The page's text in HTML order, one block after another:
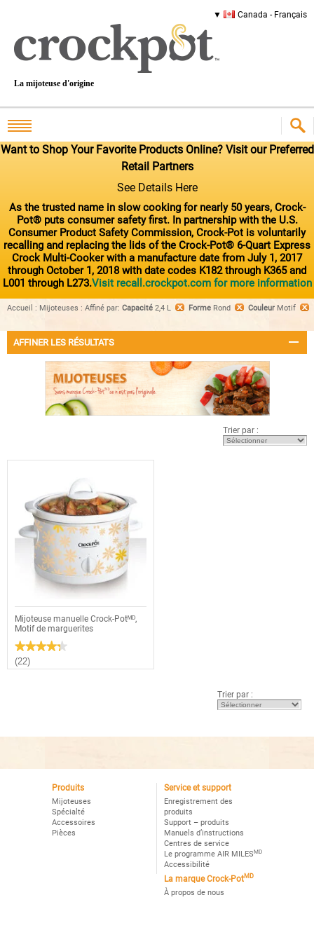
Canada - Français
La mijoteuse d'origine
Want to Shop Your Favorite Products Online? Visit our Preferred
Retail Partners
See Details Here
As the trusted name in slow cooking for nearly 50 years, Crock-
Pot® puts consumer safety first. In partnership with the U.S.
Consumer Product Safety Commission, Crock-Pot is voluntarily
recalling and replacing the lids of the Crock-Pot® 6-Quart Express
Crock Multi-Cooker with a manufacture date from July 1, 2017
through October 1, 2018 with date codes K182 through K365 and
L001 through L273.Visit recall.crockpot.com for more information
Accueil : Mijoteuses : Affiné par: Capacité 2,4 L Forme Rond Couleur Motif
AFFINER LES RÉSULTATS
Trier par :
Mijoteuse manuelle Crock-Potᴹᴰ,
Motif de marguerites
★★★★★
★★★★★
4.3
étoile(s)
Motif
marguerites
(22)
Trier par :
Produits
Mijoteuses
Spécialté
Accessoires
Pièces
Service et support
Enregistrement des
produits
Support – produits
Manuels d’instructions
Centres de service
Le programme AIR MILESMD
Accessibilité
La marque Crock-PotMD
À propos de nous